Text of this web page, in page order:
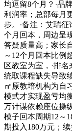
均逗留8个月？·品
利润率；总部每月
步。·备注：艾瑞
个月回本，周边呈
答疑质量高；家长
～12个月回本比例
区教室为室，·排
统取课程缺失导致
㎡原教培机构为自
模式才实现盈亏均
万计谋依赖座位操
模子回本周期12～
期投入180万元；